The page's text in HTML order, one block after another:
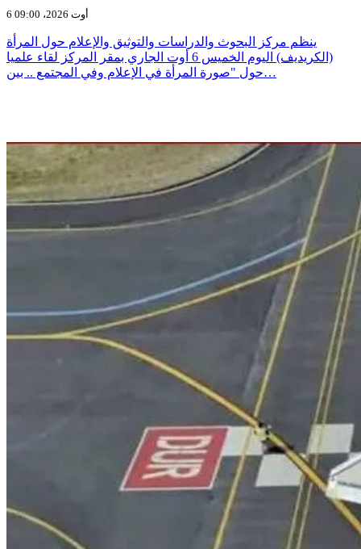
6 أوت 2026، 09:00
ينظم مركز البحوث والدراسات والتوثيق والإعلام حول المرأة
(الكريديف) اليوم الخميس 6 أوت الجاري بمقر المركز لقاء علميا
حول "صورة المرأة في الإعلام وفي المجتمع .. بين…